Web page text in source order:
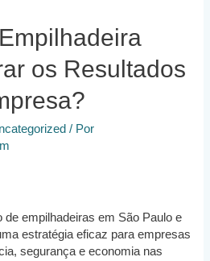
os Resultados
/ Por
empilhadeiras em São Paulo e
estratégia eficaz para empresas
segurança e economia nas